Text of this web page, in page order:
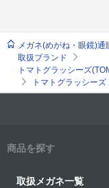
メガネ(めがね・眼鏡)
取扱ブランド
トマトグラッシーズ
トマトグラッシーズ
商品を探す
取扱メガネ一覧